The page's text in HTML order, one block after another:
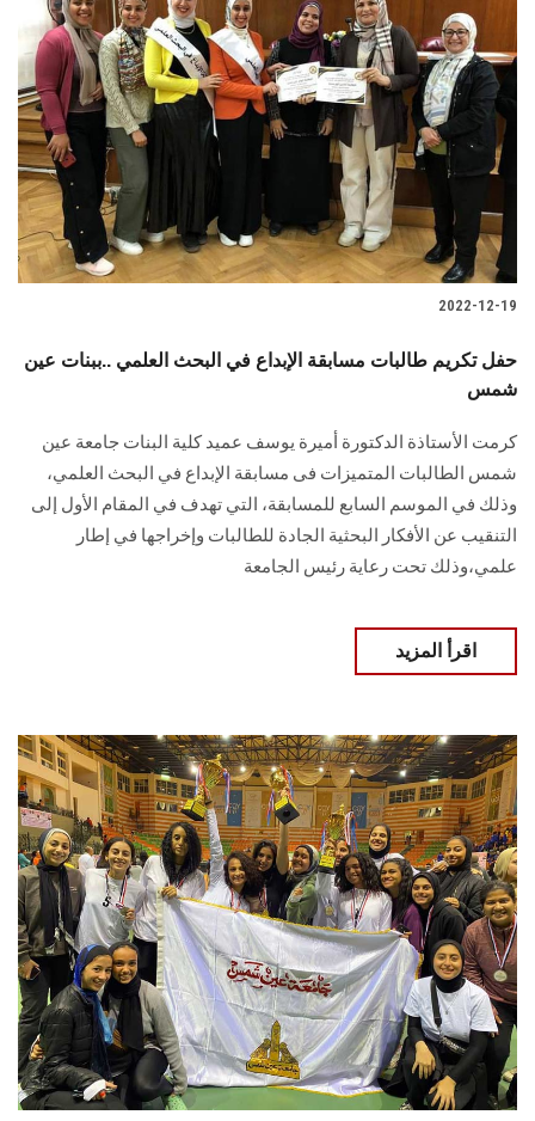
2022-12-19
حفل تكريم طالبات مسابقة الإبداع في البحث العلمي ..ببنات عين
شمس
كرمت الأستاذة الدكتورة أميرة يوسف عميد كلية البنات جامعة عين
شمس الطالبات المتميزات فى مسابقة الإبداع في البحث العلمي،
وذلك في الموسم السابع للمسابقة، التي تهدف في المقام الأول إلى
التنقيب عن الأفكار البحثية الجادة للطالبات وإخراجها في إطار
علمي،وذلك تحت رعاية رئيس الجامعة
اقرأ المزيد